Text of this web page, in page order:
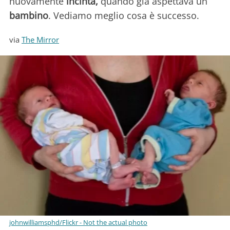
bambino. Vediamo meglio cosa è successo.
via The Mirror
johnwilliamsphd/Flickr - Not the actual photo